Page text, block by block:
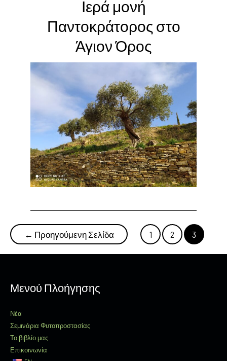
Ιερά μονή
Παντοκράτορος στο
Άγιον Όρος
Πλοήγηση
άρθρων
← Προηγούμενη Σελίδα 1 2 3
Μενού Πλοήγησης
Νέα
Σεμινάρια Φυτοπροστασίας
Το βιβλίο μας
Επικοινωνία